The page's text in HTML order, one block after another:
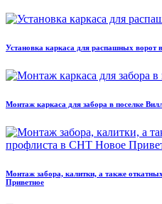
Установка каркаса для распашных ворот
Монтаж каркаса для забора в поселке
Монтаж забора, калитки, а также
Приветное